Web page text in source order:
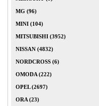
MG (96)
MINI (104)
MITSUBISHI (3952)
NISSAN (4832)
NORDCROSS (6)
OMODA (222)
OPEL (2697)
ORA (23)